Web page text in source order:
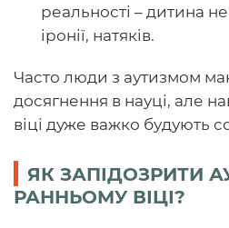
реальності – дитина
іронії, натяків.
Часто люди з аутизмом
досягнення в науці, але
віці дуже важко будують
ЯК ЗАПІДОЗРИТИ
РАННЬОМУ ВІЦІ?